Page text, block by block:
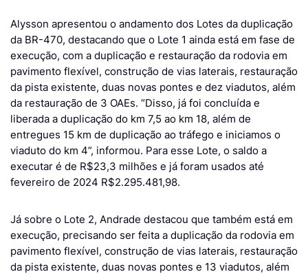
Alysson apresentou o andamento dos Lotes da duplicação
da BR-470, destacando que o Lote 1 ainda está em fase de
execução, com a duplicação e restauração da rodovia em
pavimento flexível, construção de vias laterais, restauração
da pista existente, duas novas pontes e dez viadutos, além
da restauração de 3 OAEs. “Disso, já foi concluída e
liberada a duplicação do km 7,5 ao km 18, além de
entregues 15 km de duplicação ao tráfego e iniciamos o
viaduto do km 4”, informou. Para esse Lote, o saldo a
executar é de R$23,3 milhões e já foram usados até
fevereiro de 2024 R$2.295.481,98.
Já sobre o Lote 2, Andrade destacou que também está em
execução, precisando ser feita a duplicação da rodovia em
pavimento flexível, construção de vias laterais, restauração
da pista existente, duas novas pontes e 13 viadutos, além